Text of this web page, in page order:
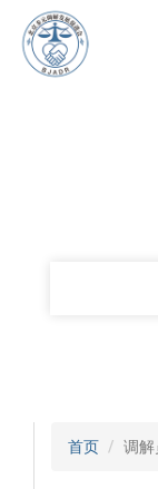
首页 调解